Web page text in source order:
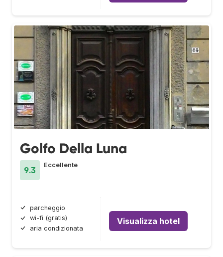
Golfo Della Luna
9.3
Eccellente
parcheggio
wi-fi (gratis)
aria condizionata
Visualizza hotel